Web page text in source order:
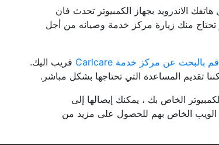
الاندرويد بجهاز الكمبيوتر تحدث فان
منك زيارة مركز خدمة وصيانه من أجل
قريب اليك.
الخاص بك ، يمكنك إيصالها إلى
الخاص بهم للحصول على مزيد من